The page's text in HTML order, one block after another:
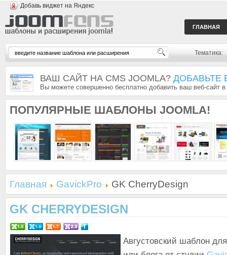
Добавь виджет на Яндекс
ГЛАВНАЯ
Тематика:
ВАШ САЙТ НА CMS JOOMLA? ДОБАВЬТЕ
Вы можете совершенно бесплатно добавить ваш веб-сайт
ПОПУЛЯРНЫЕ ШАБЛОНЫ JOOMLA!
Главная GavickPro GK CherryDesign
GK CHERRYDESIGN
Августовский шаблон